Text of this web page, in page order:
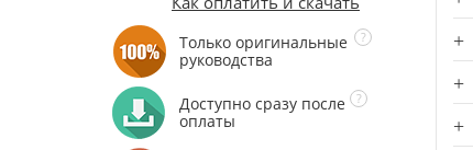
Только оригинальные
руководства
Доступно сразу после
оплаты